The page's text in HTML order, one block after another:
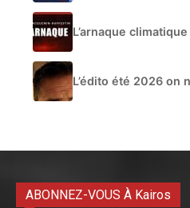
L’arnaque climatique
L’édito été 2026 on
ABONNEZ-VOUS À Kairos